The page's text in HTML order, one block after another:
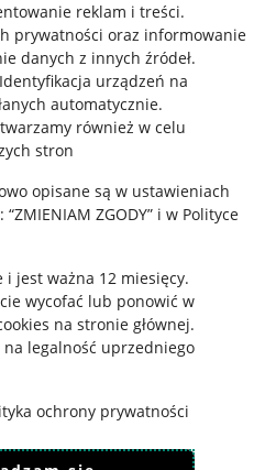
reklam i treści.
prywatności oraz informowanie
danych z innych źródeł.
Identyfikacja urządzeń na
automatycznie.
również w celu
stron
opisane są w ustawieniach
ZGODY” i w Polityce
jest ważna 12 miesięcy.
wycofać lub ponowić w
na stronie głównej.
na legalność uprzedniego
ochrony prywatności
Cyfrowych